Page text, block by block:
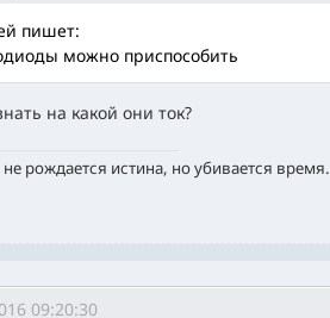
пишет:
можно приспособить
на какой они ток?
рождается истина, но убивается время.
09:20:30